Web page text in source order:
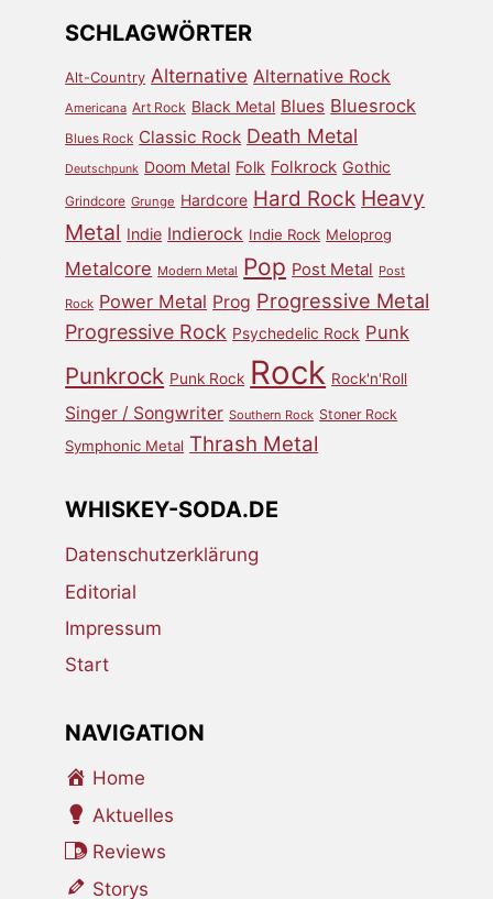
SCHLAGWÖRTER
Alt-Country Alternative Alternative Rock
Americana Art Rock Black Metal Blues Bluesrock
Blues Rock Classic Rock Death Metal
Deutschpunk Doom Metal Folk Folkrock Gothic
Grindcore Grunge Hardcore Hard Rock Heavy
Metal Indie Indierock Indie Rock Meloprog
Metalcore Modern Metal Pop Post Metal Post
Rock Power Metal Prog Progressive Metal
Progressive Rock Psychedelic Rock Punk
Punkrock Punk Rock Rock Rock'n'Roll
Singer / Songwriter Southern Rock Stoner Rock
Symphonic Metal Thrash Metal
WHISKEY-SODA.DE
Datenschutzerklärung
Editorial
Impressum
Start
NAVIGATION
Home
Aktuelles
Reviews
Storys